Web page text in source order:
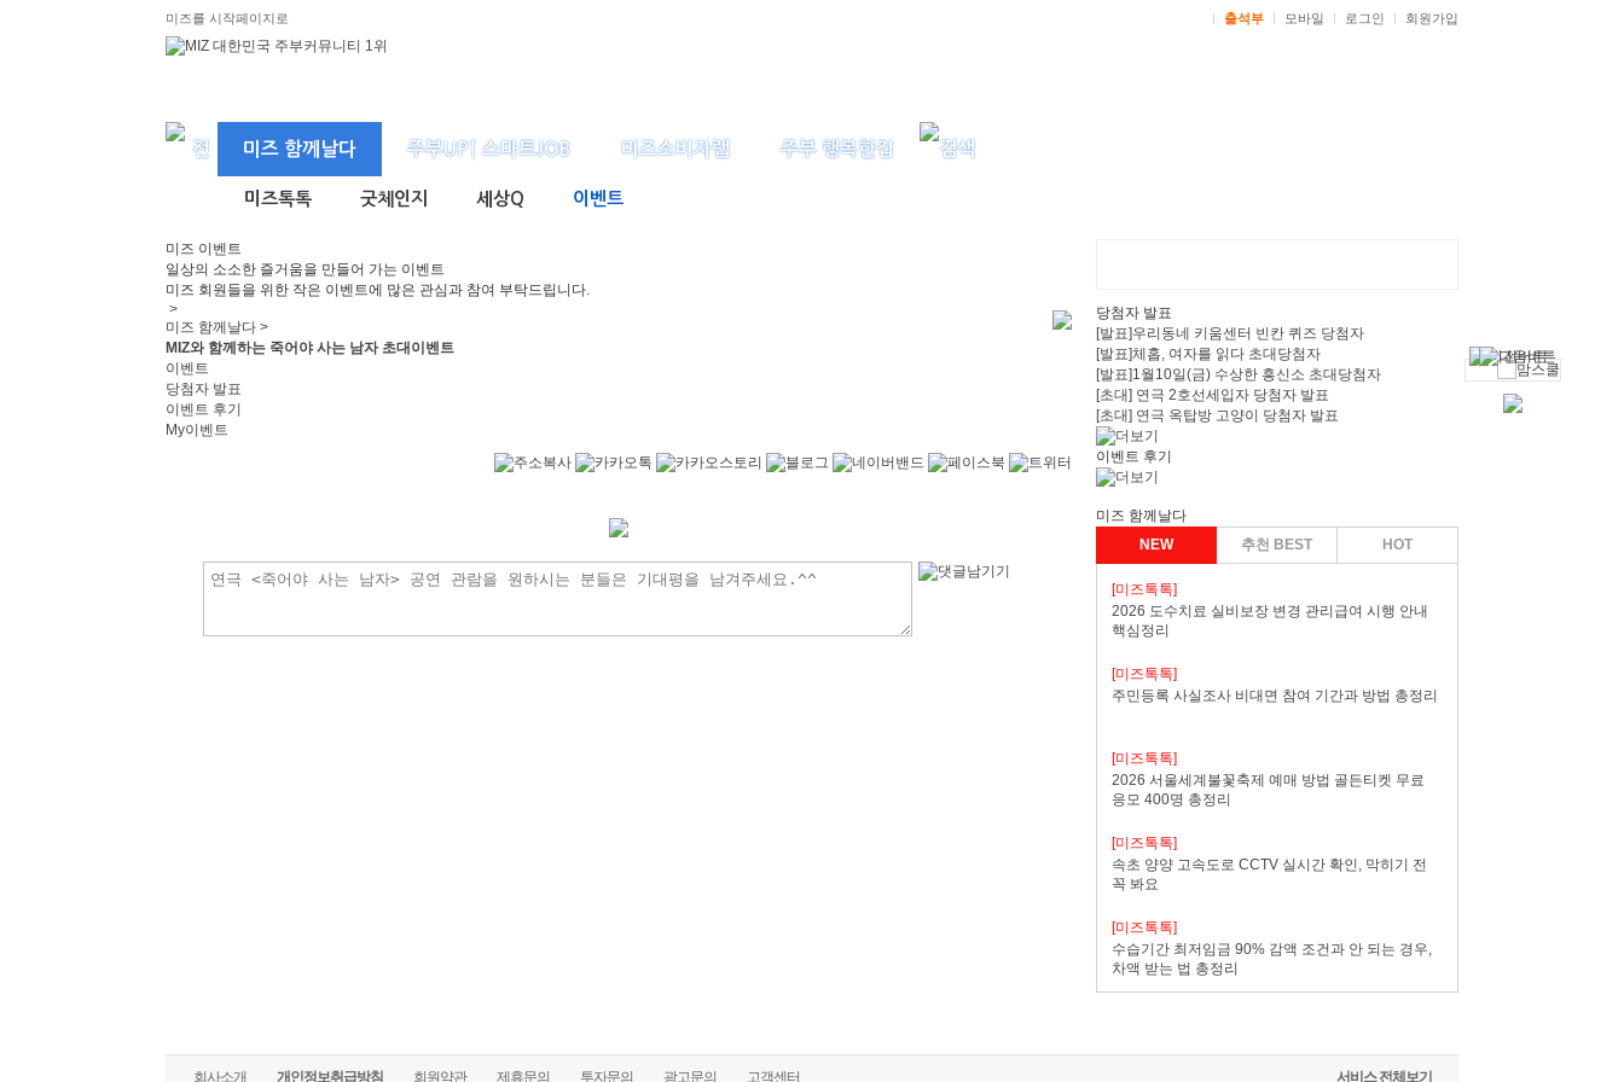
미즈를 시작페이지로 출석부 모바일 로그인 회원가입
미즈 함께날다 주부UP↑ 스마트JOB 미즈소비자랩 주부 행복한집
미즈톡톡 굿체인지 세상Q 이벤트
미즈 이벤트
일상의 소소한 즐거움을 만들어 가는 이벤트
미즈 회원들을 위한 작은 이벤트에 많은 관심과 참여 부탁드립니다.
>
미즈 함께날다 >
MIZ와 함께하는 죽어야 사는 남자 초대이벤트
이벤트
당첨자 발표
이벤트 후기
My이벤트
당첨자 발표
[발표]우리동네 키움센터 빈칸 퀴즈 당첨자
[발표]체홉, 여자를 읽다 초대당첨자
[발표]1월10일(금) 수상한 흥신소 초대당첨자
[초대] 연극 2호선세입자 당첨자 발표
[초대] 연극 옥탑방 고양이 당첨자 발표
이벤트 후기
미즈 함께날다
NEW
추천 BEST HOT
[미즈톡톡]
2026 도수치료 실비보장 변경 관리급여 시행 안내
핵심정리
[미즈톡톡]
주민등록 사실조사 비대면 참여 기간과 방법 총정리
[미즈톡톡]
2026 서울세계불꽃축제 예매 방법 골든티켓 무료
응모 400명 총정리
[미즈톡톡]
속초 양양 고속도로 CCTV 실시간 확인, 막히기 전
꼭 봐요
[미즈톡톡]
수습기간 최저임금 90% 감액 조건과 안 되는 경우,
차액 받는 법 총정리
회사소개 개인정보취급방침 회원약관 제휴문의 투자문의 광고문의 고객센터 서비스 전체보기